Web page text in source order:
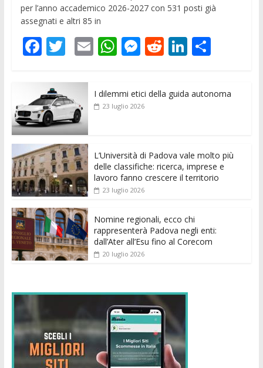
per l’anno accademico 2026-2027 con 531 posti già
assegnati e altri 85 in
F
e
b
o
o
k
T
itt
er
E
ai
l
W
s
p
M
ss
e
er
R
di
Li
e
C
di
I dilemmi etici della guida autonoma
23 luglio 2026
L’Università di Padova vale molto più
delle classifiche: ricerca, imprese e
lavoro fanno crescere il territorio
23 luglio 2026
Nomine regionali, ecco chi
rappresenterà Padova negli enti:
dall’Ater all’Esu fino al Corecom
20 luglio 2026